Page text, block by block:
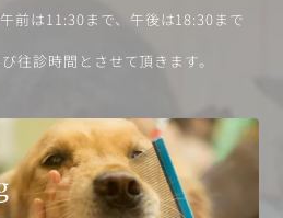
前は11:30まで、午後は18:30まで
往診時間とさせて頂きます。